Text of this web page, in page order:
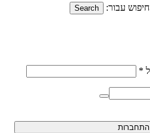
עבור: Search